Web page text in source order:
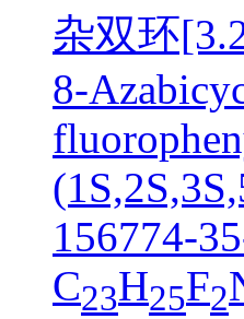
杂双环
8-
156774-
C23H25F2